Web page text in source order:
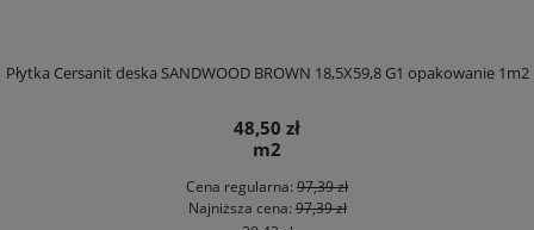
Płytka Cersanit deska SANDWOOD BROWN 18,5X59,8 G1 opakowanie 1m2
48,50 zł
m2
Cena regularna: 97,39 zł
Najniższa cena:97,39 zł